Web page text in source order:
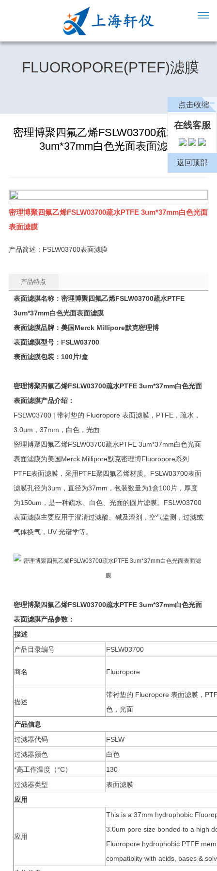
FLUOROPORE(PTEF)滤膜
密理博聚四氟乙烯FSLW03700疏水PTFE
3um*37mm白色光面表面滤膜
密理博聚四氟乙烯FSLW03700疏水PTFE 3um*37mm白色光面
表面滤膜
产品简述：FSLW03700表面滤膜
产品特点
表面滤膜名称：密理博聚四氟乙烯FSLW03700疏水PTFE
3um*37mm白色光面表面滤膜
表面滤膜品牌：美国Merck Millipore默克密理博
表面滤膜型号： FSLW03700
表面滤膜包装：100片/盒
密理博聚四氟乙烯FSLW03700疏水PTFE 3um*37mm白色光面
表面滤膜产品介绍：
FSLW03700 | 带衬垫的 Fluoropore 表面滤膜，PTFE，疏水，
3.0µm，37mm，白色，光面
密理博聚四氟乙烯FSLW03700疏水PTFE 3um*37mm白色光面
表面滤膜为美国Merck Millipore默克密理博Fluoropore系列
PTFE表面滤膜，采用PTFE聚四氟乙烯材质。FSLW03700表面
滤膜孔径为3um，直径为37mm，包装数量为1盒100片，厚度
为150um，是一种疏水、白色、光面的圆片滤膜。FSLW03700
表面滤膜主要应用于澄清过滤酸、碱及溶剂，空气监测，过滤或
气体换气，UV 光谱学等。
密理博聚四氟乙烯FSLW03700疏水PTFE 3um*37mm白色光面
表面滤膜产品参数：
描述
产品目录编号
FSLW03700
商名 Fluoropore
描述
带衬垫的 Fluoropore 表面滤膜，
色，光面
产品信息
过滤器代码
FSLW
过滤器颜色
白色
*高工作温度（°C）
130
过滤器类型
表面滤膜
应用
应用
This is a 37mm hydrophobic
3.0um pore size bonded to a high
Fluoropore hydrophobic PTFE
compatiblity with acids, bases &
点击收缩
在线客服
返回顶部